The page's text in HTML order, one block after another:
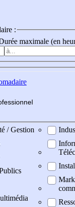
:
maximale (en
fessionnel
/ Gestion